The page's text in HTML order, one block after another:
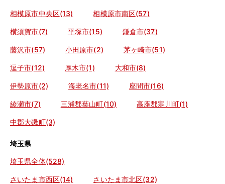
相模原市中央区(13) 相模原市南区(57)
横須賀市(7) 平塚市(15) 鎌倉市(37)
藤沢市(57) 小田原市(2) 茅ヶ崎市(51)
逗子市(12) 厚木市(1) 大和市(8)
伊勢原市(2) 海老名市(11) 座間市(16)
綾瀬市(7) 三浦郡葉山町(10) 高座郡寒川町(1)
中郡大磯町(3)
埼玉県
埼玉県全体(528)
さいたま市西区(14) さいたま市北区(32)